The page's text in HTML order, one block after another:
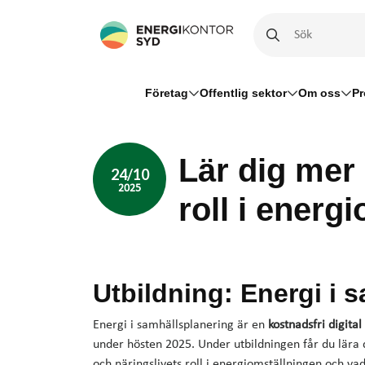
Företag Offentlig sektor Om oss
24/10
2025
Lär dig
roll i
Utbildning: Energi i
Energi i samhällsplanering är en kostnadsfri
under hösten 2025. Under utbildningen får du